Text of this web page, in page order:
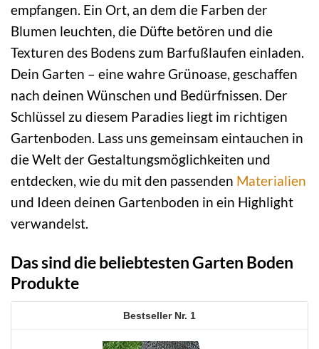
empfangen. Ein Ort, an dem die Farben der
Blumen leuchten, die Düfte betören und die
Texturen des Bodens zum Barfußlaufen einladen.
Dein Garten – eine wahre Grünoase, geschaffen
nach deinen Wünschen und Bedürfnissen. Der
Schlüssel zu diesem Paradies liegt im richtigen
Gartenboden. Lass uns gemeinsam eintauchen in
die Welt der Gestaltungsmöglichkeiten und
entdecken, wie du mit den passenden Materialien
und Ideen deinen Gartenboden in ein Highlight
verwandelst.
Das sind die beliebtesten Garten Boden
Produkte
1